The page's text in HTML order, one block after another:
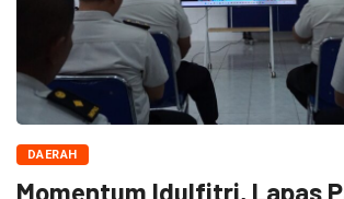
DAERAH
Momentum Idulfitri, Lapas